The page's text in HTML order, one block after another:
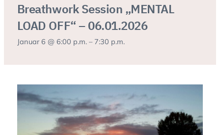
Breathwork Session „MENTAL
LOAD OFF“ – 06.01.2026
Januar 6 @ 6:00 p.m.– 7:30 p.m.